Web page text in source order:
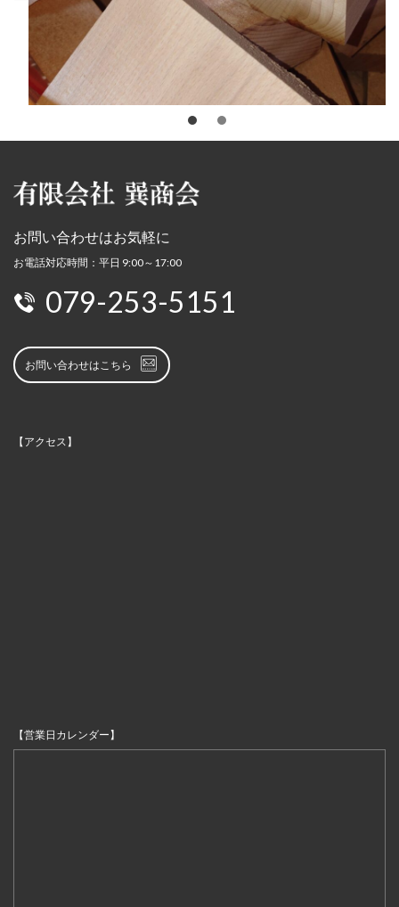
お問い合わせはお気軽に
お電話対応時間：平日 9:00～17:00
079-253-5151
お問い合わせはこちら
【アクセス】
【営業日カレンダー】